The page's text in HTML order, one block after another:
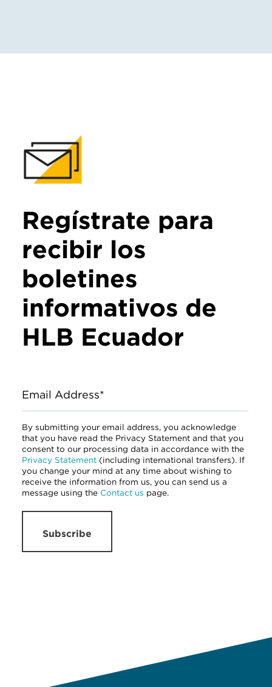
Regístrate para
recibir los
boletines
informativos de
HLB Ecuador
Email Address*
By submitting your email address, you acknowledge
that you have read the Privacy Statement and that you
consent to our processing data in accordance with the
Privacy Statement (including international transfers). If
you change your mind at any time about wishing to
receive the information from us, you can send us a
message using the Contact us page.
Subscribe